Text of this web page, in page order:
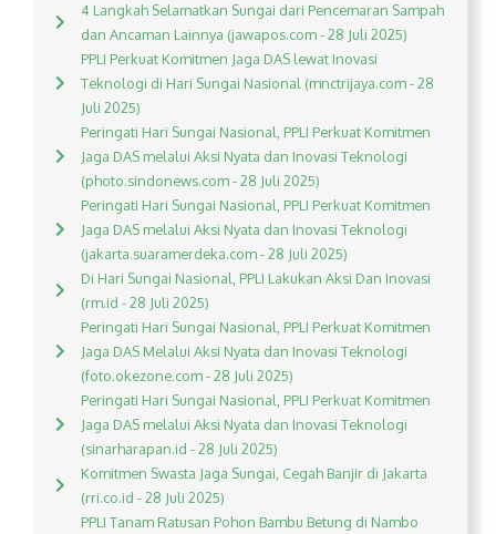
4 Langkah Selamatkan Sungai dari Pencemaran Sampah
dan Ancaman Lainnya (jawapos.com - 28 Juli 2025)
PPLI Perkuat Komitmen Jaga DAS lewat Inovasi
Teknologi di Hari Sungai Nasional (mnctrijaya.com - 28
Juli 2025)
Peringati Hari Sungai Nasional, PPLI Perkuat Komitmen
Jaga DAS melalui Aksi Nyata dan Inovasi Teknologi
(photo.sindonews.com - 28 Juli 2025)
Peringati Hari Sungai Nasional, PPLI Perkuat Komitmen
Jaga DAS melalui Aksi Nyata dan Inovasi Teknologi
(jakarta.suaramerdeka.com - 28 Juli 2025)
Di Hari Sungai Nasional, PPLI Lakukan Aksi Dan Inovasi
(rm.id - 28 Juli 2025)
Peringati Hari Sungai Nasional, PPLI Perkuat Komitmen
Jaga DAS Melalui Aksi Nyata dan Inovasi Teknologi
(foto.okezone.com - 28 Juli 2025)
Peringati Hari Sungai Nasional, PPLI Perkuat Komitmen
Jaga DAS melalui Aksi Nyata dan Inovasi Teknologi
(sinarharapan.id - 28 Juli 2025)
Komitmen Swasta Jaga Sungai, Cegah Banjir di Jakarta
(rri.co.id - 28 Juli 2025)
PPLI Tanam Ratusan Pohon Bambu Betung di Nambo